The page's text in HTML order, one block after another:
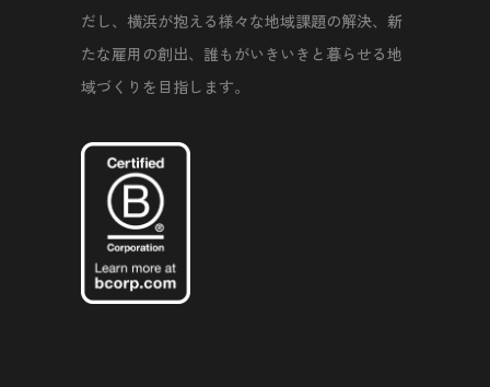
だし、横浜が抱える様々な地域課題の解決、新
たな雇用の創出、誰もがいきいきと暮らせる地
域づくりを目指します。